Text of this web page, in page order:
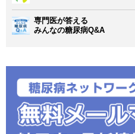
専門医が答える
みんなの糖尿病Q&A